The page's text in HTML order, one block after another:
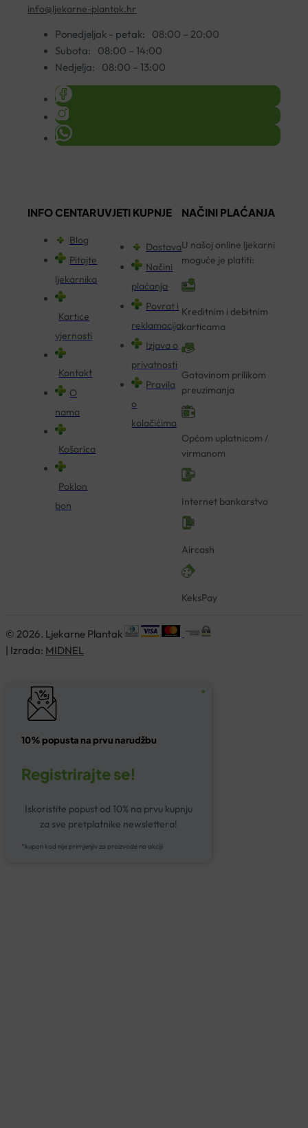
info@ljekarne-plantak.hr
Ponedjeljak - petak:
08:00 – 20:00
Subota:
08:00 – 14:00
Nedjelja:
08:00 – 13:00
INFO CENTAR
Blog
Pitajte
ljekarnika
Kartice
vjernosti
Kontakt
O
nama
Košarica
Poklon
bon
UVJETI KUPNJE
Dostava
Načini
plaćanja
Povrat i
reklamacija
Izjava o
privatnosti
Pravila
o
kolačićima
NAČINI PLAĆANJA
U našoj online ljekarni
moguće je platiti:
Kreditnim i debitnim
karticama
Gotovinom prilikom
preuzimanja
Općom uplatnicom /
virmanom
Internet bankarstvo
Aircash
KeksPay
© 2026. Ljekarne Plantak
| Izrada: MIDNEL
10% popusta na prvu narudžbu
Registrirajte se!
Iskoristite popust od 10% na prvu kupnju
za sve pretplatnike newslettera!
*kupon kod nije primjenjiv za proizvode na akciji